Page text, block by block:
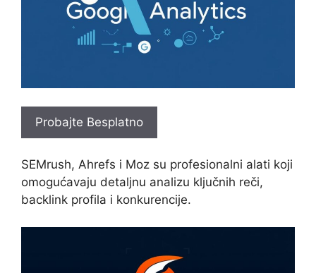
Probajte Besplatno
SEMrush, Ahrefs i Moz su profesionalni alati koji
omogućavaju detaljnu analizu ključnih reči,
backlink profila i konkurencije.